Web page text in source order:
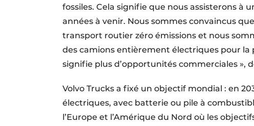
fossiles. Cela signifie que nous assisterons à
années à venir. Nous sommes convaincus
transport routier zéro émissions et nous
des camions entièrement électriques pour la
signifie plus d’opportunités commerciales »,
Volvo Trucks a fixé un objectif mondial : en
électriques, avec batterie ou pile à
l’Europe et l’Amérique du Nord où les